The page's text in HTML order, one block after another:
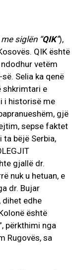
siglën “QIK”),
QIK është
vetëm
Selia ka qenë
shkrimtari e
i historisë me
gjë
sepse faktet
bëjë Serbia,
gjallë dr.
nuk u hetuan, e
dr. Bujar
dihet edhe
është
përkthimi nga
Rugovës, sa